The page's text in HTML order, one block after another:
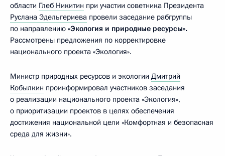
области Глеб Никитин при участии советника Президента
Руслана Эдельгериева провели заседание рабгруппы
по направлению «Экология и природные ресурсы».
Рассмотрены предложения по корректировке
национального проекта «Экология».
Министр природных ресурсов и экологии Дмитрий
Кобылкин проинформировал участников заседания
о реализации национального проекта «Экология»,
о приоритизации проектов в целях обеспечения
достижения национальной цели «Комфортная и безопасная
среда для жизни».